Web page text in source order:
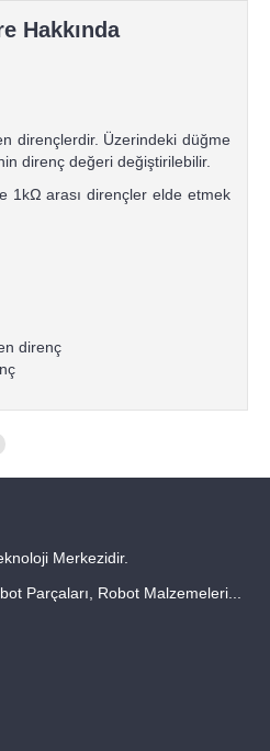
Hakkında
dirençlerdir. Üzerindeki düğme
direnç değeri değiştirilebilir.
1kΩ arası dirençler elde etmek
direnç
Merkezidir.
Parçaları, Robot Malzemeleri...